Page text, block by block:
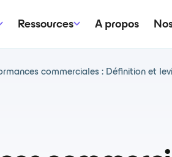
Ressources A propos
commerciales : Définition et